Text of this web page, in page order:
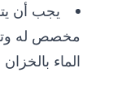
يجب أن
مخصص له
الماء